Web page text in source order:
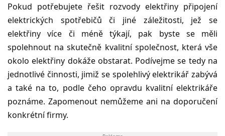
Pokud potřebujete řešit rozvody elektřiny připojení
elektrických spotřebičů či jiné záležitosti, jež se
elektřiny více či méně týkají, pak byste se měli
spolehnout na skutečně kvalitní společnost, která vše
okolo elektřiny dokáže obstarat. Podívejme se tedy na
jednotlivé činnosti, jimiž se spolehlivý elektrikář zabývá
a také na to, podle čeho opravdu kvalitní elektrikáře
poznáme. Zapomenout nemůžeme ani na doporučení
konkrétní firmy.